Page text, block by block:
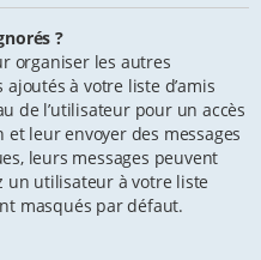
?
organiser les autres
à votre liste d’amis
de l’utilisateur pour un accès
leur envoyer des messages
leurs messages peuvent
un utilisateur à votre liste
masqués par défaut.